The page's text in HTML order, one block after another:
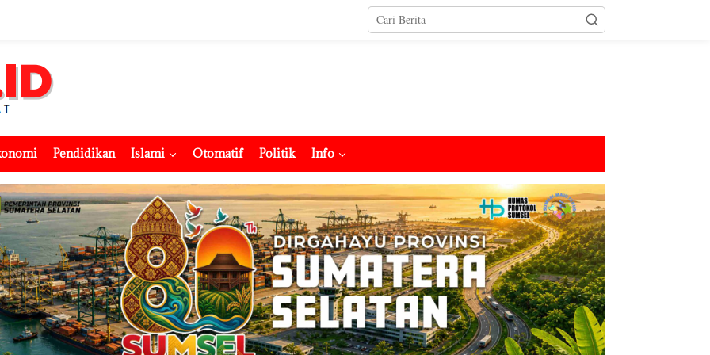
Pendidikan Islami Otomatif Politik Info